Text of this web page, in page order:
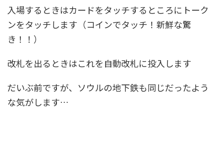
入場するときはカードをタッチするところにトーク
ンをタッチします（コインでタッチ！新鮮な驚
き！！）
改札を出るときはこれを自動改札に投入します
だいぶ前ですが、ソウルの地下鉄も同じだったよう
な気がします…